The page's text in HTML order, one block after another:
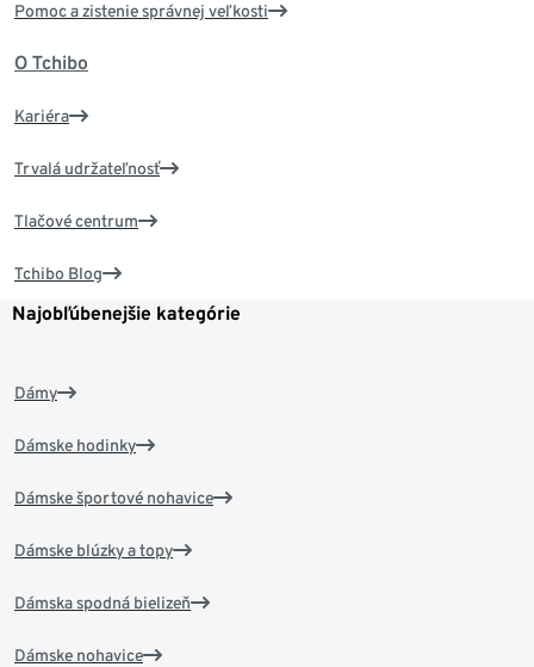
Pomoc a zistenie správnej veľkosti
O Tchibo
Kariéra
Trvalá udržateľnosť
Tlačové centrum
Tchibo Blog
Najobľúbenejšie kategórie
Dámy
Dámske hodinky
Dámske športové nohavice
Dámske blúzky a topy
Dámska spodná bielizeň
Dámske nohavice